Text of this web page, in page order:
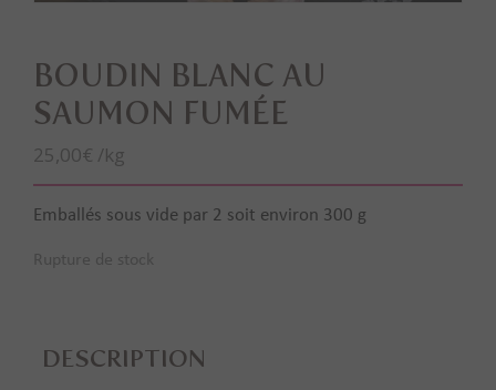
BOUDIN BLANC AU
SAUMON FUMÉE
25,00€ /kg
Emballés sous vide par 2 soit environ 300 g
Rupture de stock
DESCRIPTION